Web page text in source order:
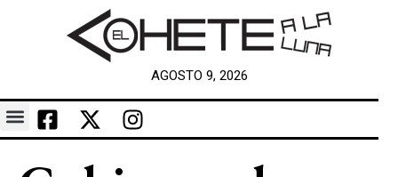
AGOSTO 9, 2026